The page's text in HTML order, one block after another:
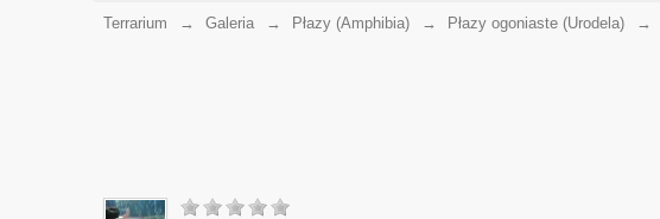
Terrarium
→ Galeria → Płazy (Amphibia) → Płazy ogoniaste (Urodela) →